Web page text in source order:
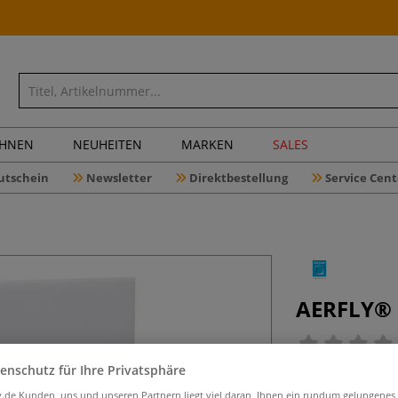
NEUHEITEN MARKEN SALES
Newsletter Direktbestellung Service
für Ihre Privatsphäre
Kunden, uns und unseren Partnern liegt viel daran, Ihnen ein rundum gelungenes